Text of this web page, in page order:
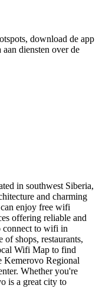
download de app
diensten over de
in southwest Siberia,
and charming
enjoy free wifi
offering reliable and
connect to wifi in
shops, restaurants,
Wifi Map to find
Kemerovo Regional
Whether you're
is a great city to